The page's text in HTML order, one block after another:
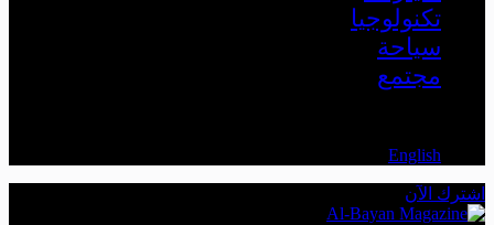
تكنولوجيا
سياحة
مجتمع
English
اشترك الآن